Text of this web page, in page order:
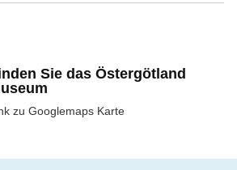
Sie das Östergötland
zu Googlemaps Karte